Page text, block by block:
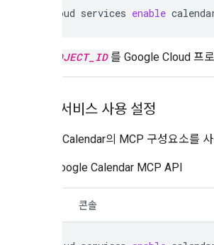
gcloud services enable
PROJECT_ID 를 Google Cloud 프
MCP 서비스 사용 설정
Google Calendar의 MCP 구성요소를
Google Calendar MCP API
콘솔